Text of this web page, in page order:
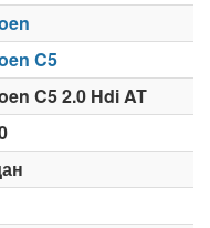
C5
C5 2.0 Hdi AT